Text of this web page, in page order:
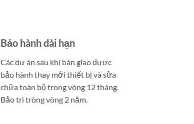
Bảo hành dài hạn
Các dự án sau khi bàn giao được
bảo hành thay mới thiết bị và sửa
chữa toàn bộ trong vòng 12 tháng.
Bảo trì tròng vòng 2 năm.